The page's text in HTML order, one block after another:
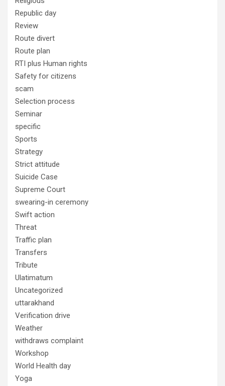
Republic day
Review
Route divert
Route plan
RTI plus Human rights
Safety for citizens
scam
Selection process
Seminar
specific
Sports
Strategy
Strict attitude
Suicide Case
Supreme Court
swearing-in ceremony
Swift action
Threat
Traffic plan
Transfers
Tribute
Ulatimatum
Uncategorized
uttarakhand
Verification drive
Weather
withdraws complaint
Workshop
World Health day
Yoga